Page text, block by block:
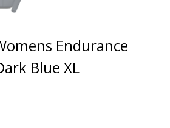
Endurance
Blue XL